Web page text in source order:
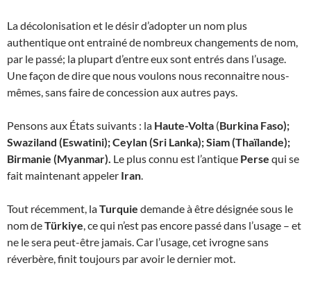
La décolonisation et le désir d’adopter un nom plus
authentique ont entrainé de nombreux changements de nom,
par le passé; la plupart d’entre eux sont entrés dans l’usage.
Une façon de dire que nous voulons nous reconnaitre nous-
mêmes, sans faire de concession aux autres pays.
Pensons aux États suivants : la Haute-Volta (Burkina Faso);
Swaziland (Eswatini); Ceylan (Sri Lanka); Siam (Thaïlande);
Birmanie (Myanmar). Le plus connu est l’antique Perse qui se
fait maintenant appeler Iran.
Tout récemment, laTurquie demande à être désignée sous le
nom deTürkiye, ce qui n’est pas encore passé dans l’usage – et
ne le sera peut-être jamais. Car l’usage, cet ivrogne sans
réverbère, finit toujours par avoir le dernier mot.